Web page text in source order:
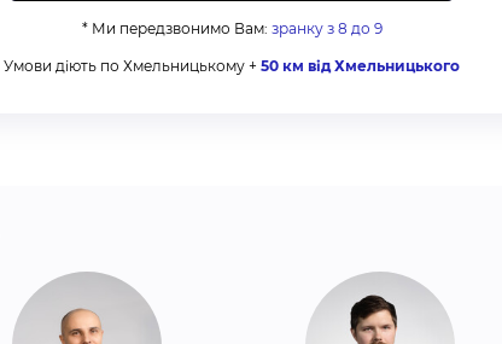
* Ми передзвонимо Вам: зранку з 8 до 9
Умови діють по Хмельницькому + 50 км від Хмельницького